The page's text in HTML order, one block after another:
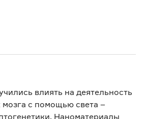
влиять на деятельность
с помощью света –
Наноматериалы